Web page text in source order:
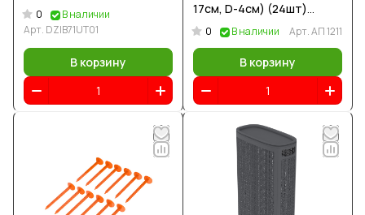
0
В наличии
Арт. DZIB71UT01
В корзину
17см, D-4см) (24шт)
красный
0 В наличии Арт.АП 1211
В корзину